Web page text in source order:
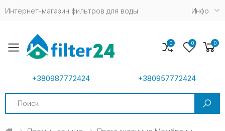
Интернет-магазин фильтров для воды Инфо
Toggle mobile menu
+380987772424 +380957772424
Search
0 0 0